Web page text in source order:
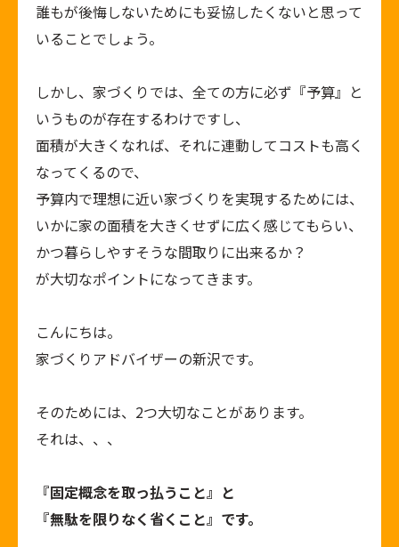
誰もが後悔しないためにも妥協したくないと思って
いることでしょう。
しかし、家づくりでは、全ての方に必ず『予算』と
いうものが存在するわけですし、
面積が大きくなれば、それに連動してコストも高く
なってくるので、
予算内で理想に近い家づくりを実現するためには、
いかに家の面積を大きくせずに広く感じてもらい、
かつ暮らしやすそうな間取りに出来るか？
が大切なポイントになってきます。
こんにちは。
家づくりアドバイザーの新沢です。
そのためには、2つ大切なことがあります。
それは、、、
『固定概念を取っ払うこと』 と
『無駄を限りなく省くこと』です。